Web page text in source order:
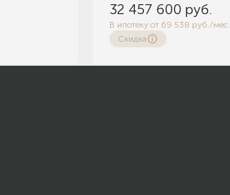
32 457 600 руб.
В ипотеку от 69 538 руб./мес.
Скидка